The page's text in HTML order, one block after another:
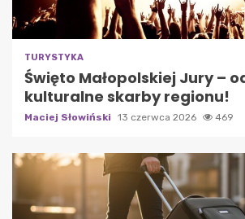
TURYSTYKA
Święto Małopolskiej Jury –
kulturalne skarby regionu!
Maciej Słowiński 13 czerwca 2026 469